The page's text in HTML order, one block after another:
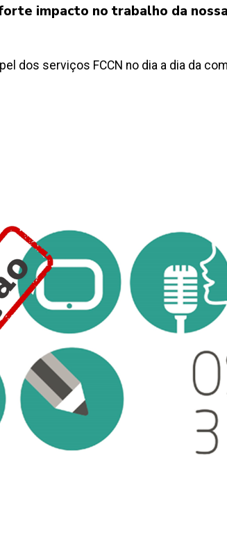
impacto no trabalho da
dos serviços FCCN no dia a dia da